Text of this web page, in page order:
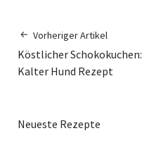
Vorheriger Artikel
Köstlicher Schokokuchen:
Kalter Hund Rezept
Neueste Rezepte